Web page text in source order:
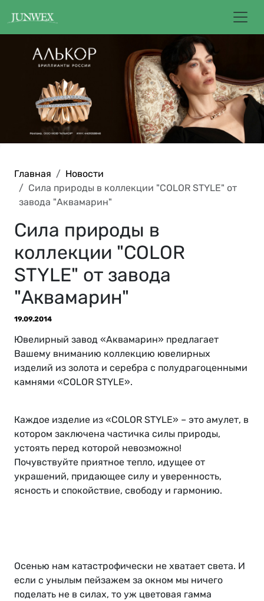
Главная
Новости
Сила природы в коллекции "СOLOR STYLE" от
завода "Аквамарин"
Сила природы в
коллекции "СOLOR
STYLE" от завода
"Аквамарин"
19.09.2014
Ювелирный завод «Аквамарин» предлагает
Вашему вниманию коллекцию ювелирных
изделий из золота и серебра с полудрагоценными
камнями «СOLOR STYLE».
Каждое изделие из «СOLOR STYLE» – это амулет, в
котором заключена частичка силы природы,
устоять перед которой невозможно!
Почувствуйте приятное тепло, идущее от
украшений, придающее силу и уверенность,
ясность и спокойствие, свободу и гармонию.
Осенью нам катастрофически не хватает света. И
если с унылым пейзажем за окном мы ничего
поделать не в силах, то уж цветовая гамма